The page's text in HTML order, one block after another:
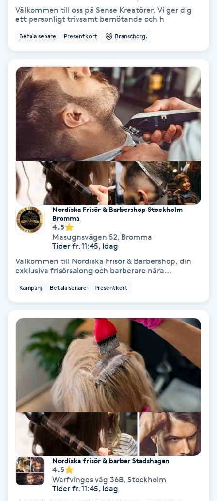
Hudvård
Hyaluronsyra
Hyperhidros
Hypnos
Hårborttagning
Hårbottenbehandling
Hårförlängning
Hårvård
Hälsa
Hälsprickor
IPL
IPL hårborttagning
Japansk massage
K18
Katun fransar
Välkommen till oss på Sense Kreatörer. Vi ger dig
ett personligt trivsamt bemötande och h
Betala senare Presentkort Branschorg.
Nordiska Frisör & Barbershop Stockholm
Bromma
4.5
Masugnsvägen 52, Bromma
Tider fr. 11:45, Idag
Välkommen till Nordiska Frisör & Barbershop, din
exklusiva frisörsalong och barberare nära...
Kampanj Betala senare Presentkort
Nordiska frisör & barber Stadshagen
4.5
Warfvinges väg 36B, Stockholm
Tider fr. 11:45, Idag